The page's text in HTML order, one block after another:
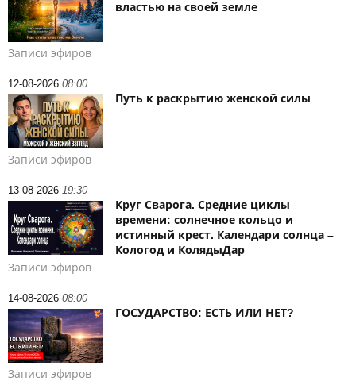
властью на своей земле
Записи эфиров
12-08-2026 08:00
Путь к раскрытию женской силы
Записи эфиров
13-08-2026 19:30
Круг Сварога. Средние циклы
времени: солнечное кольцо и
истинный крест. Календари солнца –
Кологод и КолядыДар
Записи эфиров
14-08-2026 08:00
ГОСУДАРСТВО: ЕСТЬ ИЛИ НЕТ?
Записи эфиров